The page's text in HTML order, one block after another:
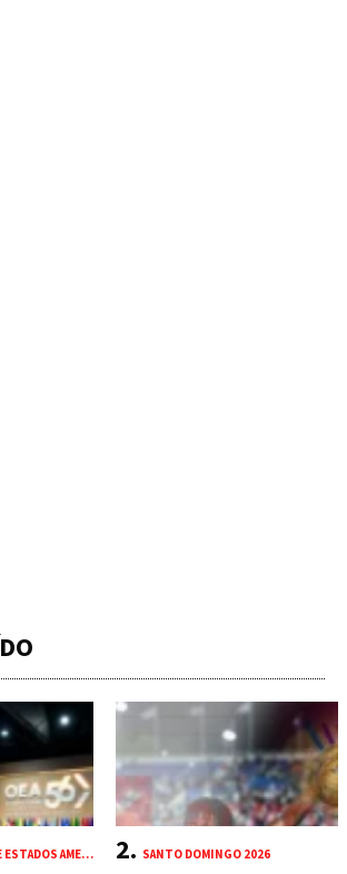
ORGANIZACIÓN DE ESTADOS AMERICANOS (OEA) SANTO DOMINGO 2026